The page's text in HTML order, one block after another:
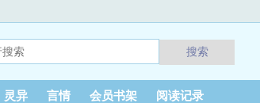
搜索
灵异 言情 会员书架 阅读记录